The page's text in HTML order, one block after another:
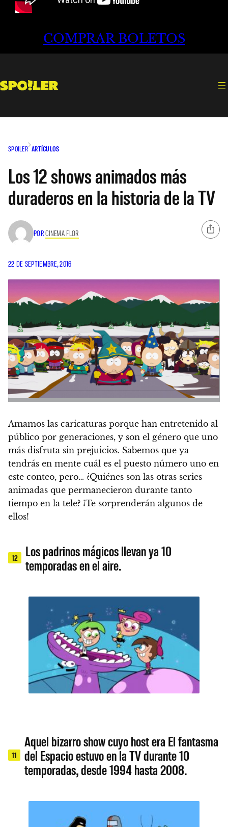
COMPRAR BOLETOS
SPOILER ARTÍCULOS
Los 12 shows animados más
duraderos en la historia de la TV
PORCINEMA FLOR
22 DE SEPTIEMBRE, 2016
Amamos las caricaturas porque han entretenido al
público por generaciones, y son el género que uno
más disfruta sin prejuicios. Sabemos que ya
tendrás en mente cuál es el puesto número uno en
este conteo, pero… ¿Quiénes son las otras series
animadas que permanecieron durante tanto
tiempo en la tele? ¡Te sorprenderán algunos de
ellos!
12
Los padrinos mágicos llevan ya 10
temporadas en el aire.
11
Aquel bizarro show cuyo host era El fantasma
del Espacio estuvo en la TV durante 10
temporadas, desde 1994 hasta 2008.